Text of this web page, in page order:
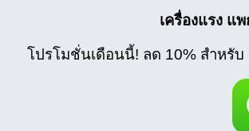
เครื่องแรง แ
โปรโมชั่นเดือนนี้! ลด 10% สำหรับ